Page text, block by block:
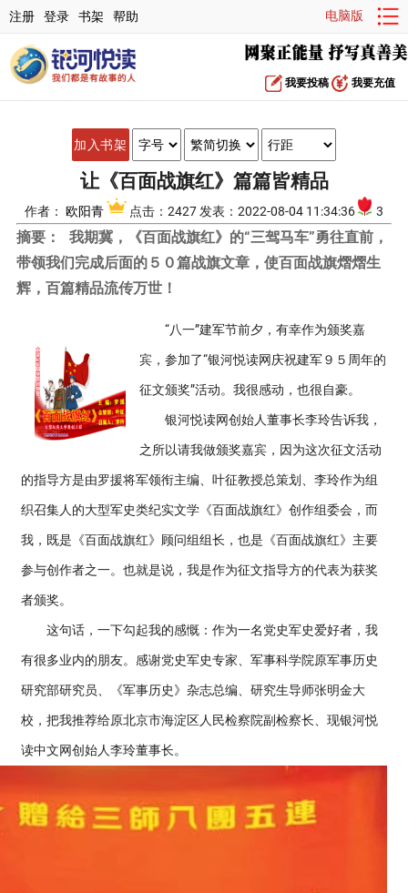
注册 登录 书架 帮助 电脑版
我要投稿 我要充值
加入书架
让《百面战旗红》篇篇皆精品
作者： 欧阳青 点击：2427 发表：2022-08-04 11:34:36 3
摘要：
我期冀，《百面战旗红》的“三驾马车”勇往直前，
带领我们完成后面的５０篇战旗文章，使百面战旗熠熠生
辉，百篇精品流传万世！
“八一”建军节前夕，有幸作为颁奖嘉
宾，参加了“银河悦读网庆祝建军９５周年的
征文颁奖”活动。我很感动，也很自豪。
银河悦读网创始人董事长李玲告诉我，
之所以请我做颁奖嘉宾，因为这次征文活动
的指导方是由罗援将军领衔主编、叶征教授总策划、李玲作为组
织召集人的大型军史类纪实文学《百面战旗红》创作组委会，而
我，既是《百面战旗红》顾问组组长，也是《百面战旗红》主要
参与创作者之一。也就是说，我是作为征文指导方的代表为获奖
者颁奖。
这句话，一下勾起我的感慨：作为一名党史军史爱好者，我
有很多业内的朋友。感谢党史军史专家、军事科学院原军事历史
研究部研究员、《军事历史》杂志总编、研究生导师张明金大
校，把我推荐给原北京市海淀区人民检察院副检察长、现银河悦
读中文网创始人李玲董事长。